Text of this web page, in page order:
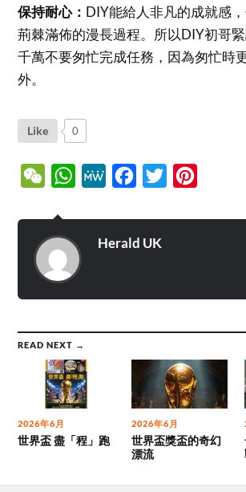
保持耐心： DIY能給人非凡的成就感
荊棘滿佈的漫長過程。所以DIY初哥
千萬不要匆忙完成任務，因為匆忙時
外。
Like 0
WeChatWhatsApp
MeWe Facebook
Twitter
Herald UK
READ NEXT →
2026年6月
世界盃 盡「程」跑
2026年6月
世界盃獎盃的奇幻
漂流